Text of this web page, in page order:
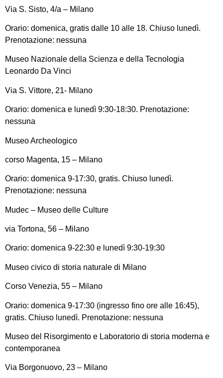
Via S. Sisto, 4/a – Milano
Orario: domenica, gratis dalle 10 alle 18. Chiuso lunedì.
Prenotazione: nessuna
Museo Nazionale della Scienza e della Tecnologia
Leonardo Da Vinci
Via S. Vittore, 21- Milano
Orario: domenica e lunedì 9:30-18:30. Prenotazione:
nessuna
Museo Archeologico
corso Magenta, 15 – Milano
Orario: domenica 9-17:30, gratis. Chiuso lunedì.
Prenotazione: nessuna
Mudec – Museo delle Culture
via Tortona, 56 – Milano
Orario: domenica 9-22:30 e lunedì 9:30-19:30
Museo civico di storia naturale di Milano
Corso Venezia, 55 – Milano
Orario: domenica 9-17:30 (ingresso fino ore alle 16:45),
gratis. Chiuso lunedì. Prenotazione: nessuna
Museo del Risorgimento e Laboratorio di storia moderna e
contemporanea
Via Borgonuovo, 23 – Milano